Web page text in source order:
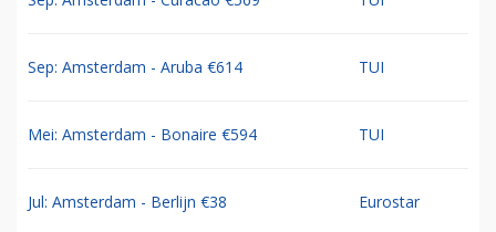
Sep: Amsterdam - Aruba €614 TUI
Mei: Amsterdam - Bonaire €594 TUI
Jul: Amsterdam - Berlijn €38 Eurostar